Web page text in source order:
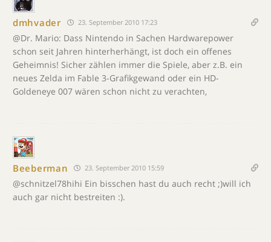
dmhvader 23. September 2010 17:23
@Dr. Mario: Dass Nintendo in Sachen Hardwarepower
schon seit Jahren hinterherhängt, ist doch ein offenes
Geheimnis! Sicher zählen immer die Spiele, aber z.B. ein
neues Zelda im Fable 3-Grafikgewand oder ein HD-
Goldeneye 007 wären schon nicht zu verachten,
Beeberman 23. September 2010 15:59
@schnitzel78hihi Ein bisschen hast du auch recht ;)will ich
auch gar nicht bestreiten :).